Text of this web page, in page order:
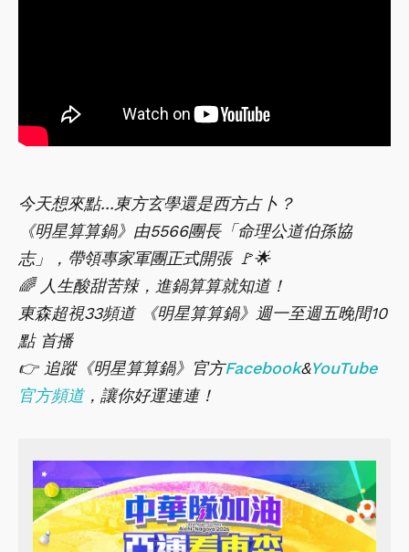
今天想來點...東方玄學還是西方占卜？
《明星算算鍋》由5566團長「命理公道伯孫協
志」，帶領專家軍團正式開張 🚩🌟
🌈 人生酸甜苦辣，進鍋算算就知道！
東森超視33頻道 《明星算算鍋》週一至週五晚間10
點 首播
👉 追蹤《明星算算鍋》官方Facebook&YouTube
官方頻道，讓你好運連連！